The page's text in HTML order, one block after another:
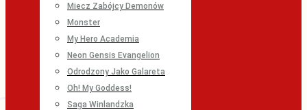
Miecz Zabójcy Demonów
Monster
My Hero Academia
Neon Gensis Evangelion
Odrodzony Jako Galareta
Oh! My Goddess!
Saga Winlandzka